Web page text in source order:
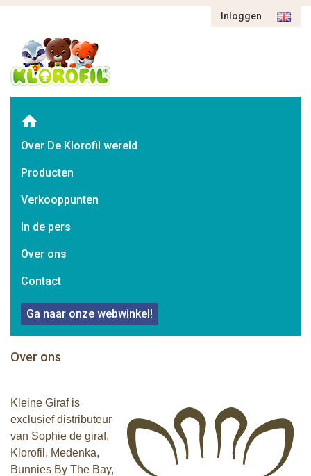
Inloggen
Over De Klorofil wereld
Producten
Verkooppunten
In de pers
Over ons
Contact
Ga naar onze webwinkel!
Over ons
Kleine Giraf is
exclusief distributeur
van Sophie de giraf,
Klorofil, Medenka,
Bunnies By The Bay,